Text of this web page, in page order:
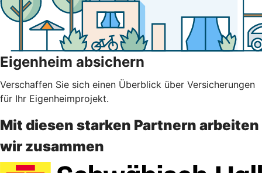
Eigenheim absichern
Verschaffen Sie sich einen Überblick über Versicherungen
für Ihr Eigenheimprojekt.
Mit diesen starken Partnern arbeiten
wir zusammen